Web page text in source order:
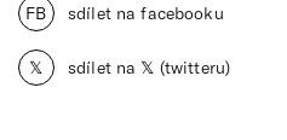
FB sdílet na facebooku
𝕏 sdílet na 𝕏 (twitteru)